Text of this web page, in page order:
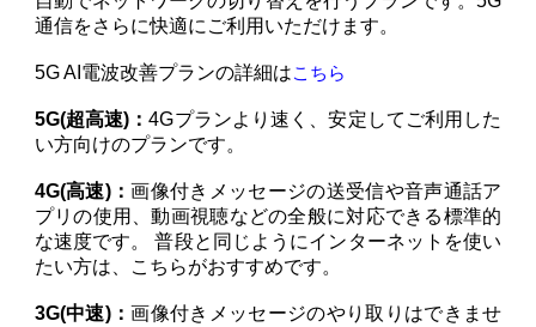
通信をさらに快適にご利用いただけます。
5G AI電波改善プランの詳細はこちら
5G(超高速)：4Gプランより速く、安定してご利用した
い方向けのプランです。
4G(高速)：画像付きメッセージの送受信や音声通話ア
プリの使用、動画視聴などの全般に対応できる標準的
な速度です。 普段と同じようにインターネットを使い
たい方は、こちらがおすすめです。
3G(中速)：画像付きメッセージのやり取りはできませ